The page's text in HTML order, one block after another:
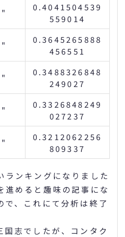
"
0.4041504539
559014
"
0.3645265888
456551
"
0.3488326848
249027
"
0.3326848249
027237
"
0.3212062256
809337
ランキングになりました
進めると趣味の記事にな
で、これにて分析は終了
国志でしたが、コンタク